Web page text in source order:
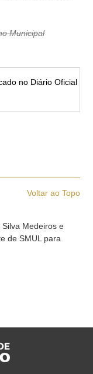
Municipal
no Diário Oficial
Voltar ao Topo
Medeiros e
de SMUL para